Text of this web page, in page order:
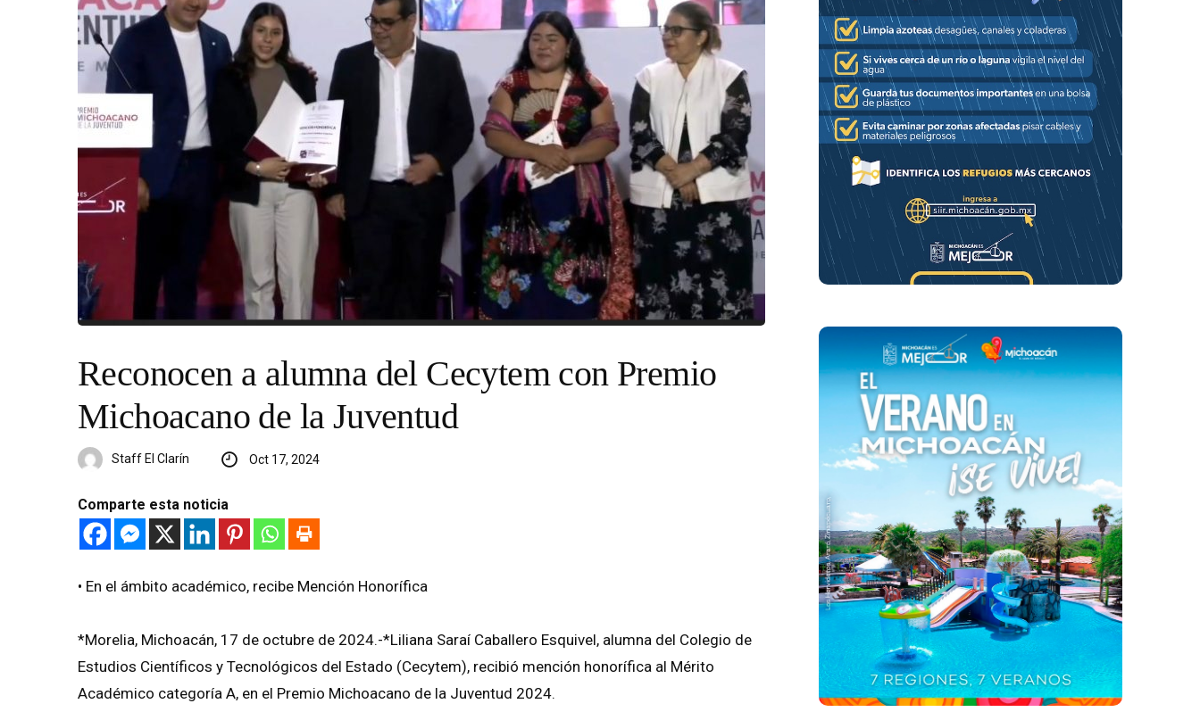
Reconocen a alumna del Cecytem con Premio
Michoacano de la Juventud
Staff El Clarín Oct 17, 2024
Comparte esta noticia
•⁠ ⁠En el ámbito académico, recibe Mención Honorífica
*Morelia, Michoacán, 17 de octubre de 2024.-*Liliana Saraí Caballero Esquivel, alumna del Colegio de
Estudios Científicos y Tecnológicos del Estado (Cecytem), recibió mención honorífica al Mérito
Académico categoría A, en el Premio Michoacano de la Juventud 2024.